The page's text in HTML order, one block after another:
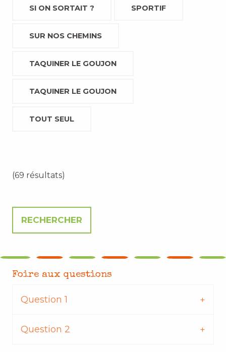
SI ON SORTAIT ? SPORTIF
SUR NOS CHEMINS
TAQUINER LE GOUJON
TAQUINER LE GOUJON
TOUT SEUL
(69 résultats)
Foire aux questions
Question 1
Question 2